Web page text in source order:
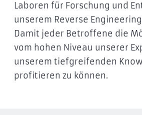
Laboren für Forschung und
unserem Reverse
Damit jeder Betroffene die
vom hohen Niveau unserer
unserem tiefgreifenden
profitieren zu können.